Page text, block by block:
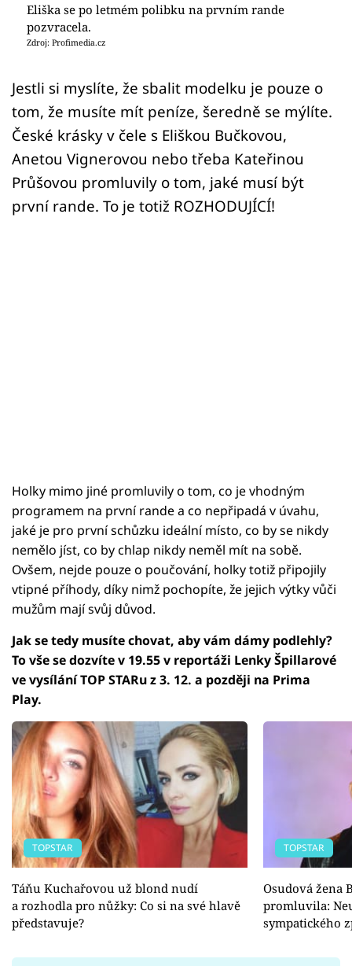
Přihlášení
Sledujte nás
Eliška se po letmém polibku na prvním rande
pozvracela.
Zdroj: Profimedia.cz
Jestli si myslíte, že sbalit modelku je pouze o
tom, že musíte mít peníze, šeredně se mýlíte.
České krásky v čele s Eliškou Bučkovou,
Anetou Vignerovou nebo třeba Kateřinou
Průšovou promluvily o tom, jaké musí být
první rande. To je totiž ROZHODUJÍCÍ!
Holky mimo jiné promluvily o tom, co je vhodným
programem na první rande a co nepřipadá v úvahu,
jaké je pro první schůzku ideální místo, co by se nikdy
nemělo jíst, co by chlap nikdy neměl mít na sobě.
Ovšem, nejde pouze o poučování, holky totiž připojily
vtipné příhody, díky nimž pochopíte, že jejich výtky vůči
mužům mají svůj důvod.
Jak se tedy musíte chovat, aby vám dámy podlehly?
To vše se dozvíte v 19.55 v reportáži Lenky Špillarové
ve vysílání TOP STARu z 3. 12. a později na Prima
Play.
TOPSTAR
Táňu Kuchařovou už blond nudí
a rozhodla pro nůžky: Co si na své hlavě
představuje?
TOPSTAR
Osudová žena
promluvila:
sympatického